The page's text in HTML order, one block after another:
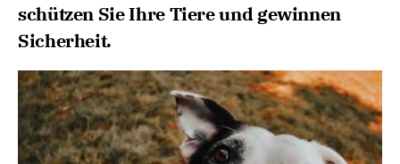
schützen Sie Ihre Tiere und gewinnen
Sicherheit.